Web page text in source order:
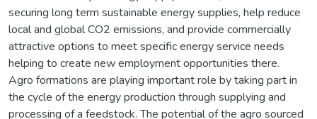
securing long term sustainable energy supplies, help reduce
local and global CO2 emissions, and provide commercially
attractive options to meet specific energy service needs
helping to create new employment opportunities there.
Agro formations are playing important role by taking part in
the cycle of the energy production through supplying and
processing of a feedstock. The potential of the agro sourced